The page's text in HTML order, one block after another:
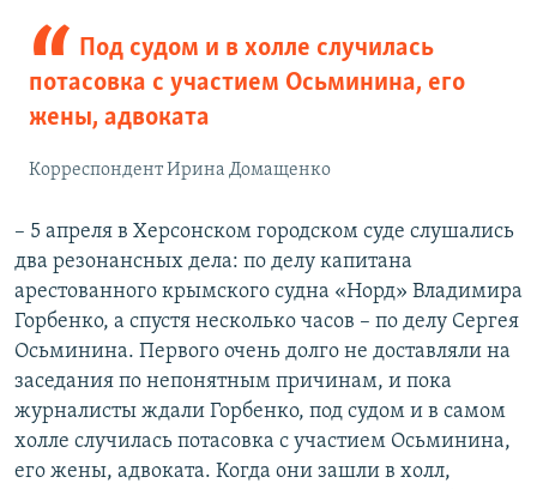
Под судом и в холле случилась
потасовка с участием Осьминина, его
жены, адвоката
Корреспондент Ирина Домащенко
– 5 апреля в Херсонском городском суде слушались
два резонансных дела: по делу капитана
арестованного крымского судна «Норд» Владимира
Горбенко, а спустя несколько часов – по делу Сергея
Осьминина. Первого очень долго не доставляли на
заседания по непонятным причинам, и пока
журналисты ждали Горбенко, под судом и в самом
холле случилась потасовка с участием Осьминина,
его жены, адвоката. Когда они зашли в холл,